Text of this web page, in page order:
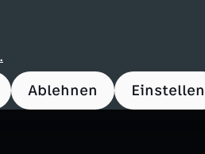
Ablehnen Einstellen